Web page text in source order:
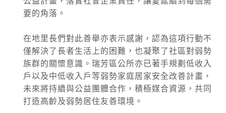
制，並於 18 時整執行橫移門、越堤道及堤外便
道封閉作業；管制範圍為『二重疏...
國家森林遊樂區
白海豚颱風休園 預計開始日期：2026年08月09
日 預計恢復日期：2026年08月10日
國家森林遊樂區
2026-08-09, 00:00│農業部林業及自然保育署
颱風休園：白海豚颱風休園 預計開始時間：
2026年08月09日 00:00 預計恢復時間：2026年
要的角落。
在地里長們對此善舉亦表示感謝，認為這項行動不
僅解決了長者生活上的困難，也凝聚了社區對弱勢
族群的關懷意識。瑞芳區公所亦已著手規劃低收入
戶以及中低收入戶等弱勢家庭居家安全改善計畫，
未來將持續與公益團體合作，積極媒合資源，共同
打造高齡及弱勢居住友善環境。